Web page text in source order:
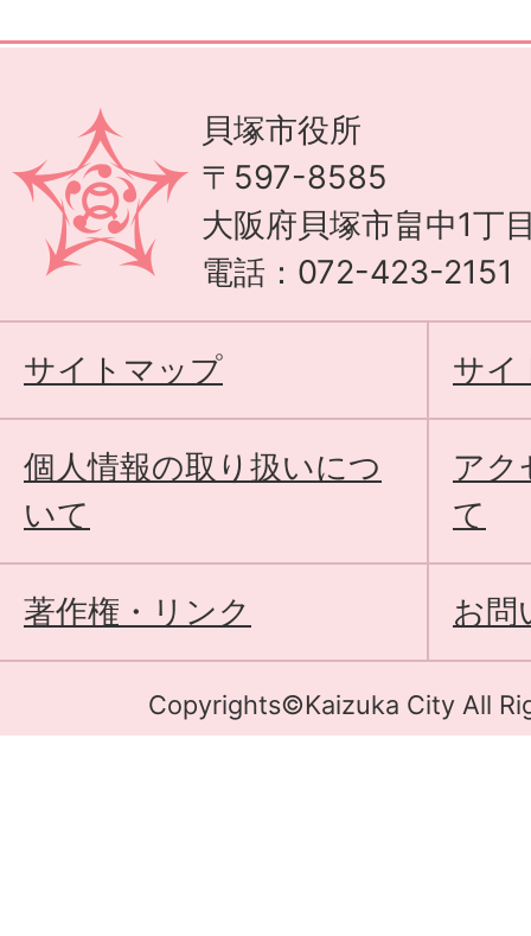
貝塚市役所
〒597-8585
大阪府貝塚市畠中1丁
電話：072-423-2151
サイトマップ サイ
個人情報の取り扱いにつ
いて
アク
て
著作権・リンク お問
Copyrights©Kaizuka City All